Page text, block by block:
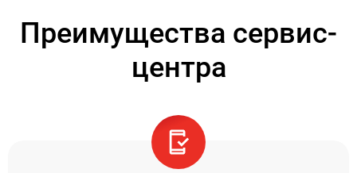
Преимущества сервис-
центра